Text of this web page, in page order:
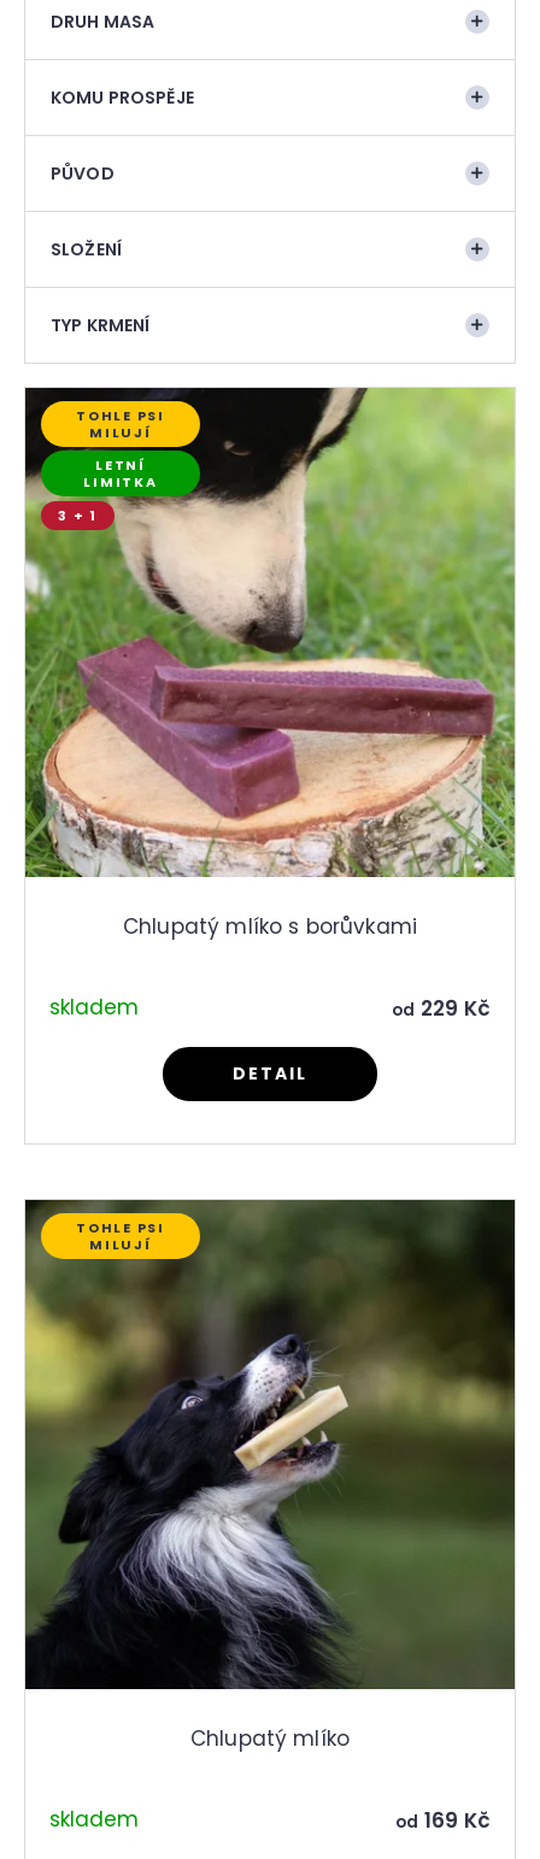
ů
DRUH MASA
KOMU PROSPĚJE
PŮVOD
SLOŽENÍ
TYP KRMENÍ
V
ý
p
i
s
p
r
o
d
u
k
t
ů
TOHLE PSI
MILUJÍ
LETNÍ
LIMITKA
3 + 1
Chlupatý mlíko s borůvkami
skladem od 229 Kč
DETAIL
TOHLE PSI
MILUJÍ
Chlupatý mlíko
skladem od 169 Kč
j
t
o
p
o
r
u
č
u
j
e
m
e